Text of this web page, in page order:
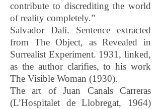
contribute to discrediting the world
of reality completely.”
Salvador Dalí. Sentence extracted
from The Object, as Revealed in
Surrealist Experiment. 1931, linked,
as the author clarifies, to his work
The Visible Woman (1930).
The art of Juan Canals Carreras
(L’Hospitalet de Llobregat, 1964)